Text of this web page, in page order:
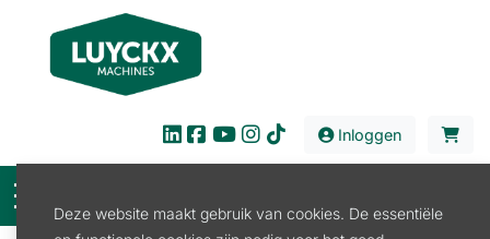
Inloggen
Deze website maakt gebruik van cookies. De essentiële